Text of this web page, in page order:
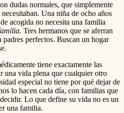
dudas normales, que simplemente
Una niña de ocho años
acogida no necesita una familia
. Tres hermanos que se aferran
perfectos. Buscan un hogar
tiene exactamente las
una vida plena que cualquier otro
especial no tiene por qué dejar de
lo hacen cada día, con familias que
Lo que define su vida no es un
una familia.